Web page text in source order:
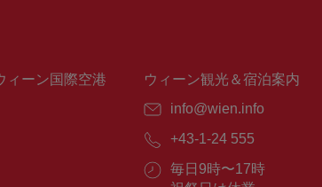
ィーン国際空港
ウィーン観光＆宿泊案内
E
ー
ル：
info@wien.info
電
番
+43-1-24 555
営
毎日9時〜17時